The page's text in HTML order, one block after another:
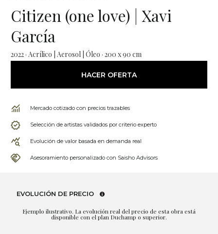
Citizen (one love) | Xavi
García
2022 · Acrílico | Aerosol | Óleo · 200 x 90 cm
HACER OFERTA
Mercado cotizado con precios trazables
Selección de artistas validados por criterio experto
Evolución de valor basada en demanda real
Asesoramiento personalizado con Saisho Advisors
EVOLUCIÓN DE PRECIO
Ejemplo ilustrativo. La evolución real del precio de esta obra está
disponible con el plan Duchamp o superior.